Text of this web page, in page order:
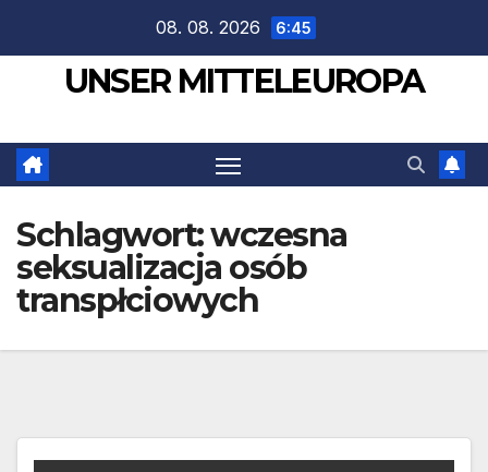
springen
08. 08. 2026 6:45
UNSER MITTELEUROPA
Schlagwort:wczesna
seksualizacja osób
transpłciowych